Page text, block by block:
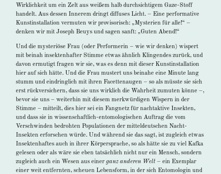
Wirklichkeit um ein Zelt aus weißem halb durchsichtigem Gaze-Stoff
handelt. Aus dessen Innerem dringt diffuses Licht. – Eine performative
Kunstinstallation vermuten wir provisorisch: „Mysterien für alle!“ –
denken wir mit Joseph Beuys und sagen sanft: „Guten Abend!“
Und die mysteriöse Frau (oder Performerin – wie wir denken) wispert
mit beinah insektenhafter Stimme etwas ähnlich Klingendes zurück, und
davon ermutigt fragen wir sie, was es denn mit dieser Kunstinstallation
hier auf sich hätte. Und die Frau mustert uns beinahe eine Minute lang
stumm und eindringlich mit ihren Facettenaugen – so als müsste sie sich
erst rückversichern, dass sie uns wirklich die Wahrheit zumuten könne –,
bevor sie uns – weiterhin mit diesem merkwürdigen Wispern in der
Stimme – mitteilt, dies hier sei ein Fangnetz für nachtaktive Insekten,
und dass sie in wissenschaftlich-entomologischen Auftrag die vom
Verschwinden bedrohten Populationen der mitteldeutschen Nacht-
Insekten erforschen würde. Und während sie das sagt, ist zugleich etwas
Insektenhaftes auch in ihrer Körpersprache, so als hätte sie zu viel Kafka
gelesen oder als wäre sie eben tatsächlich nicht nur ein Mensch, sondern
zugleich auch ein Wesen aus einer ganz anderen Welt – ein Exemplar
einer weit entfernten, scheuen Lebensform, in der sich Entomologin und